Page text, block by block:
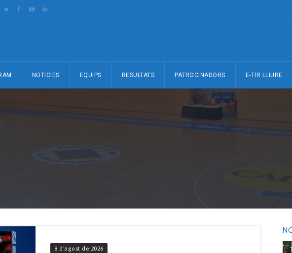
NOTICIES EQUIPS RESULTATS PATROCINADORS E-TIR LLIURE
8 d'agost de 2026